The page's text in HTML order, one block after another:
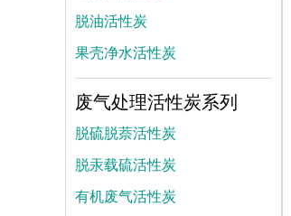
脱油活性炭
果壳净水活性炭
废气处理活性炭系列
脱硫脱萘活性炭
脱汞载硫活性炭
有机废气活性炭